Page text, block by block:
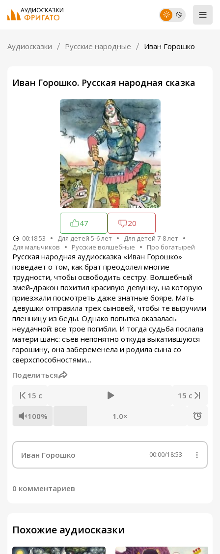
Аудиосказки Русские народные Иван Горошко
Иван Горошко. Русская народная сказка
47 20
00:18:53 Для детей 5-6 лет
Для детей 7-8 лет
Для мальчиков
Русские волшебные Про богатырей
Русская народная аудиосказка «Иван Горошко»
поведает о том, как брат преодолел многие
трудности, чтобы освободить сестру. Волшебный
змей-дракон похитил красивую девушку, на которую
приезжали посмотреть даже знатные бояре. Мать
девушки отправила трех сыновей, чтобы те выручили
пленницу из беды. Однако попытка оказалась
неудачной: все трое погибли. И тогда судьба послала
матери шанс: съев непонятно откуда выкатившуюся
горошину, она забеременела и родила сына со
сверхспособностями…
Поделиться
15 с 15 с
100% 1.0×
Иван Горошко 00:00/18:53
0 комментариев
Похожие аудиосказки